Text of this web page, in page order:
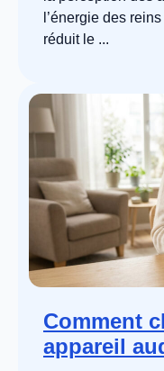
l’énergie des
réduit le ...
Comment
appareil